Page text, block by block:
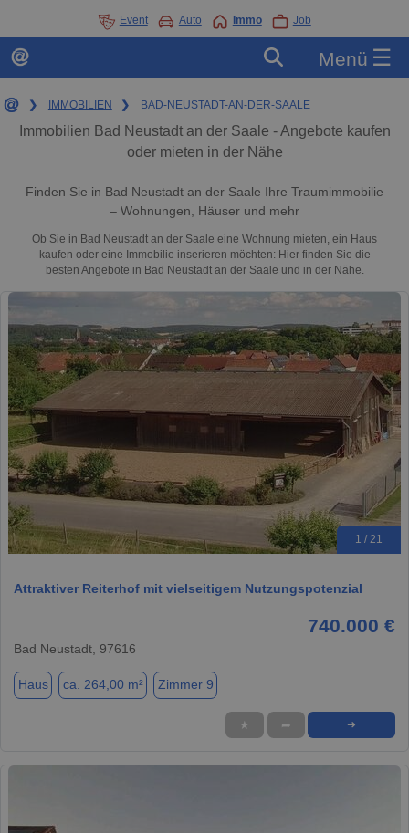
Event Auto Immo Job
Menü ☰
❯ IMMOBILIEN ❯ BAD-NEUSTADT-AN-DER-SAALE
Immobilien Bad Neustadt an der Saale - Angebote kaufen
oder mieten in der Nähe
Finden Sie in Bad Neustadt an der Saale Ihre Traumimmobilie
– Wohnungen, Häuser und mehr
Ob Sie in Bad Neustadt an der Saale eine Wohnung mieten, ein Haus
kaufen oder eine Immobilie inserieren möchten: Hier finden Sie die
besten Angebote in Bad Neustadt an der Saale und in der Nähe.
1 / 21
Attraktiver Reiterhof mit vielseitigem Nutzungspotenzial
740.000 €
Bad Neustadt, 97616
Haus ca. 264,00 m² Zimmer 9
★ ➦ ➜